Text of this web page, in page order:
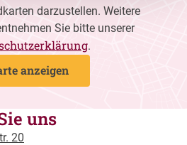
darzustellen. Weitere
Sie bitte unserer
.
anzeigen
uns
20